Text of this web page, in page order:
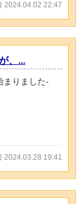
2024.04.02 22:47
、...
まりました-
2024.03.28 19:41